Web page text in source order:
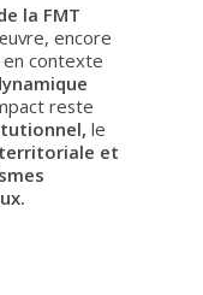
la FMT
encore
contexte
reste
le
et